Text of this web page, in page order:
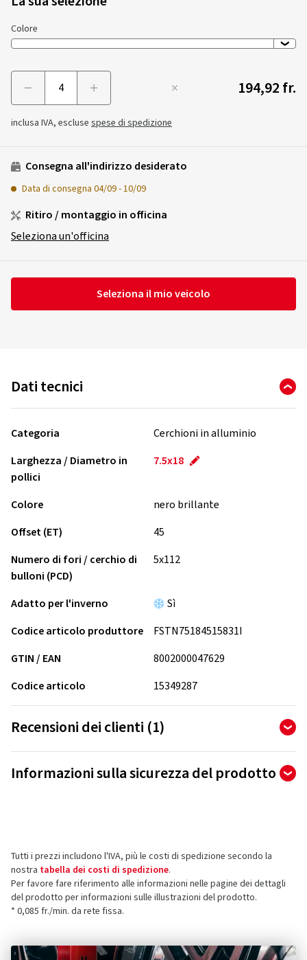
Colore
194,92 fr.
inclusa IVA, escluse spese di spedizione
Consegna all'indirizzo desiderato
Data di consegna 04/09-10/09
Ritiro / montaggio in officina
Seleziona un'officina
Seleziona il mio veicolo
Dati tecnici
Categoria
Cerchioni in alluminio
Larghezza / Diametro in
pollici
7.5x18
Colore
nero brillante
Offset (ET)
45
Numero di fori / cerchio di
bulloni (PCD)
5x112
Adatto per l'inverno
Sì
Codice articolo produttore
FSTN75184515831I
GTIN / EAN
8002000047629
Codice articolo
15349287
Recensioni dei clienti (1)
5,00
di 1 recensioni totali
5 stelle
4 stelle (0)
3 stelle
2 stelle
Informazioni sulla sicurezza del prodotto
86551 Aichach
Germania
Contatto per la sicurezza dei prodotti (non
E-mail:info@diewe-wheels.de
Tutti i prezzi includono l'IVA, più le costi di spedizione secondo la
nostra tabella dei costi di spedizione.
Per favore fare riferimento alle informazioni nelle pagine dei dettagli
del prodotto per informazioni sulle illustrazioni del prodotto.
* 0,085 fr./min. da rete fissa.